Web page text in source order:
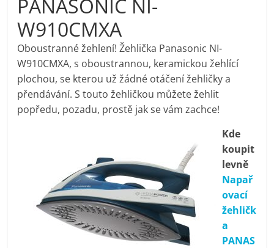
pračky,
televize,
notebooky,
mobilní
telefony,
kávovary,
bazény
PANASONIC NI-
W910CMXA
Oboustranné žehlení! Žehlička Panasonic NI-
W910CMXA, s oboustrannou, keramickou žehlící
plochou, se kterou už žádné otáčení žehličky a
přendávání. S touto žehličkou můžete žehlit
popředu, pozadu, prostě jak se vám zachce!
Kde
koupit
levně
Napař
ovací
žehličk
a
PANAS